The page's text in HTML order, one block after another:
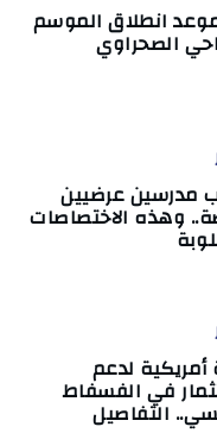
انطلاق الموسم
الصحراوي
مدرسين عرضيين
وهذه الاختصاصات
لدعم
في الفسفاط
التفاصيل